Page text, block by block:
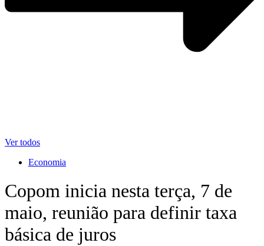
Ver todos
Economia
Copom inicia nesta terça, 7 de
maio, reunião para definir taxa
básica de juros